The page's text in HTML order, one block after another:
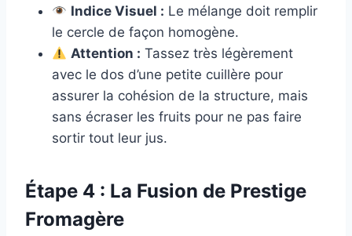
Indice Visuel : Le mélange doit remplir
le cercle de façon homogène.
Attention : Tassez très légèrement
avec le dos d’une petite cuillère pour
assurer la cohésion de la structure, mais
sans écraser les fruits pour ne pas faire
sortir tout leur jus.
Étape 4 : La Fusion de Prestige
Fromagère